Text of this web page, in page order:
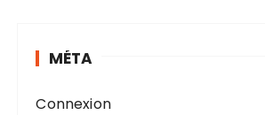
MÉTA
Connexion